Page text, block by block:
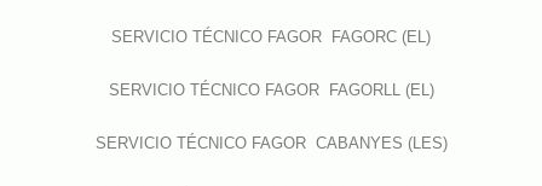
SERVICIO TÉCNICO FAGOR FAGORC (EL)
SERVICIO TÉCNICO FAGOR FAGORLL (EL)
SERVICIO TÉCNICO FAGOR CABANYES (LES)